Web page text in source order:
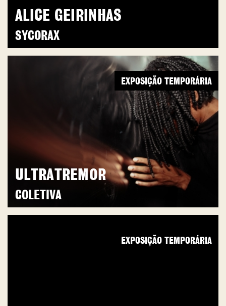
ALICE GEIRINHAS
SYCORAX
ULTRATREMOR
COLETIVA
EXPOSIÇÃO TEMPORÁRIA
EXPOSIÇÃO TEMPORÁRIA